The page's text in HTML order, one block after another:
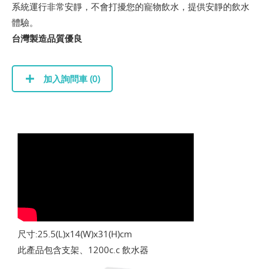
系統運行非常安靜，不會打擾您的寵物飲水，提供安靜的飲水
體驗。
台灣製造品質優良
加入詢問車 (0)
尺寸:25.5(L)x14(W)x31(H)cm
此產品包含支架、1200c.c 飲水器